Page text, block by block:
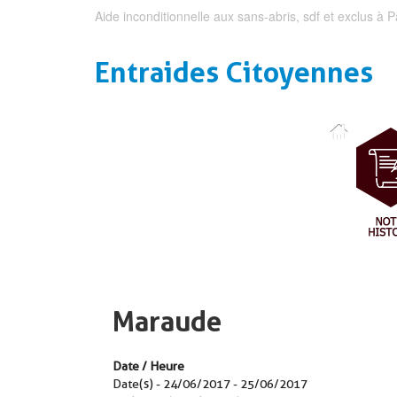
Aide inconditionnelle aux sans-abris, sdf et exclus à
Entraides Citoyennes
Maraude
Date / Heure
Date(s) - 24/06/2017 - 25/06/2017